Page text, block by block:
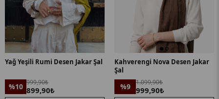
Yağ Yeşili Rumi Desen Jakar Şal
%10 999,90₺
899,90₺
Kahverengi Nova Desen Jakar
Şal
%9 1.099,90₺
999,90₺